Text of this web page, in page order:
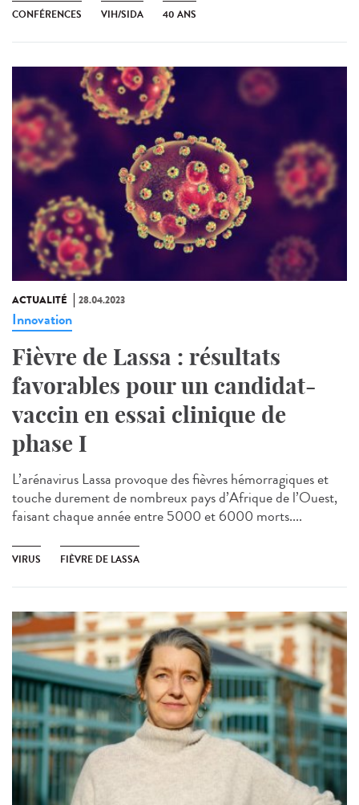
CONFÉRENCES VIH/SIDA 40 ANS
ACTUALITÉ 28.04.2023
Innovation
Fièvre de Lassa : résultats
favorables pour un candidat-
vaccin en essai clinique de
phase I
L’arénavirus Lassa provoque des fièvres hémorragiques et
touche durement de nombreux pays d’Afrique de l’Ouest,
faisant chaque année entre 5000 et 6000 morts....
VIRUS FIÈVRE DE LASSA